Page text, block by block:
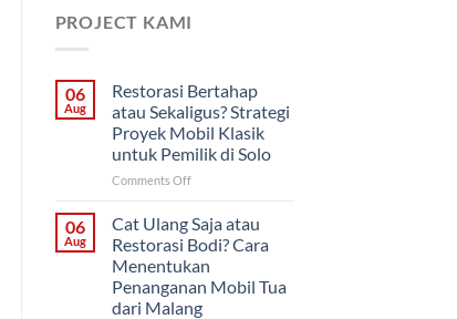
PROJECT KAMI
06
Aug
Restorasi Bertahap
atau Sekaligus? Strategi
Proyek Mobil Klasik
untuk Pemilik di Solo
Comments Offon
Bertahap
atau
Sekaligus?
Strategi
Proyek
Mobil
06
Aug
Cat Ulang Saja atau
Restorasi Bodi? Cara
Menentukan
Penanganan Mobil Tua
dari Malang